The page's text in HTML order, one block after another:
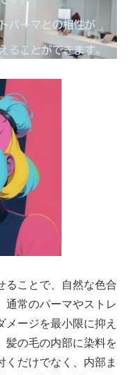
ることで、自然な色合
通常のパーマやストレ
ージを最小限に抑え
髪の毛の内部に染料を
くだけでなく、内部ま